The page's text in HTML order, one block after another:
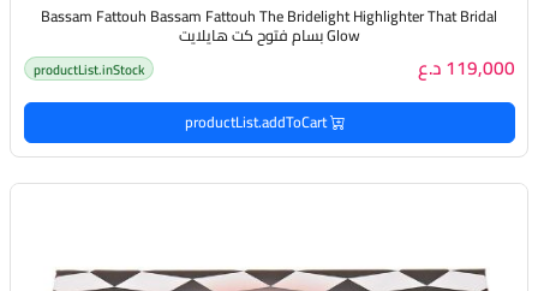
Bassam Fattouh Bassam Fattouh The Bridelight Highlighter That Bridal
Glow بسام فتوح كت هايلايت
119,000 د.ع productList.inStock
productList.addToCart